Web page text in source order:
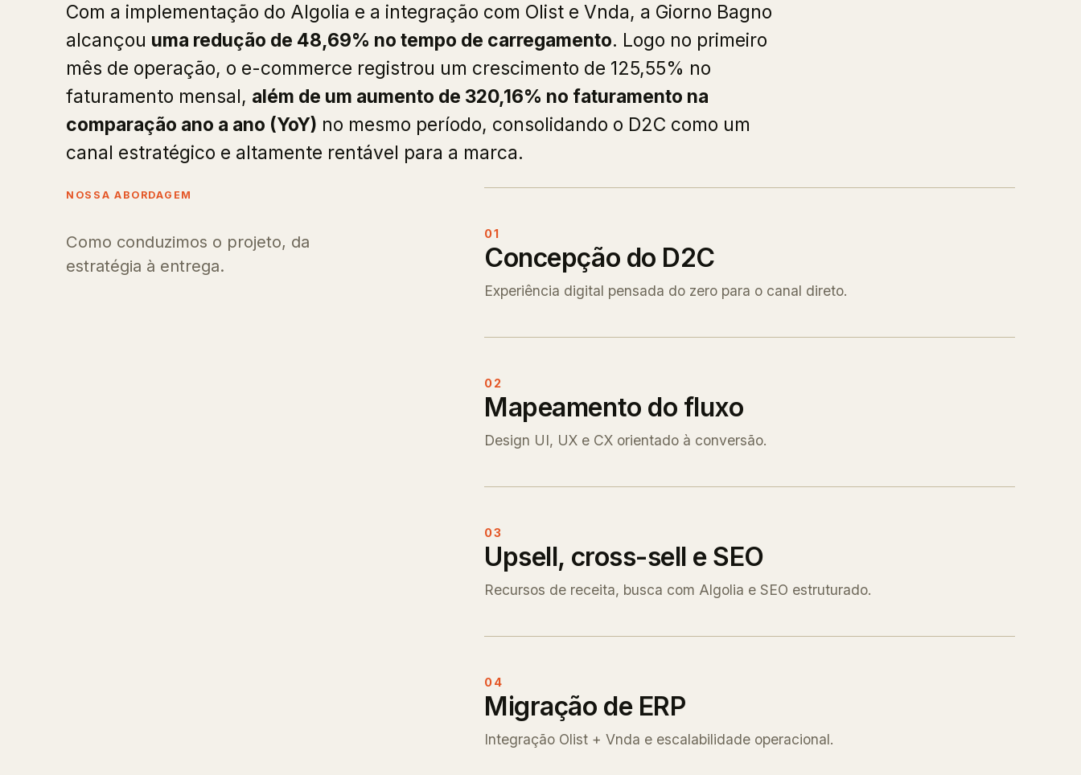
Com a implementação do Algolia e a integração com Olist e Vnda, a Giorno Bagno
alcançou uma redução de 48,69% no tempo de carregamento. Logo no primeiro
mês de operação, o e-commerce registrou um crescimento de 125,55% no
faturamento mensal, além de um aumento de 320,16% no faturamento na
comparação ano a ano (YoY) no mesmo período, consolidando o D2C como um
canal estratégico e altamente rentável para a marca.
NOSSA ABORDAGEM
Como conduzimos o projeto, da
estratégia à entrega.
01
Concepção do D2C
Experiência digital pensada do zero para o canal direto.
02
Mapeamento do fluxo
Design UI, UX e CX orientado à conversão.
03
Upsell, cross-sell e SEO
Recursos de receita, busca com Algolia e SEO estruturado.
04
Migração de ERP
Integração Olist + Vnda e escalabilidade operacional.